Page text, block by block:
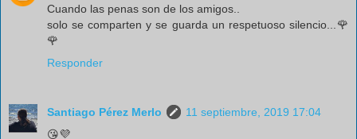
Cuando las penas son de los amigos..
solo se comparten y se guarda un respetuoso silencio...🌹
🌹
Responder
Santiago Pérez Merlo
11 septiembre, 2019 17:04
😘💜